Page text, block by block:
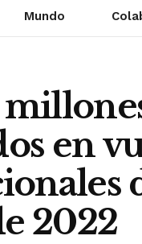
Mundo
en
2022